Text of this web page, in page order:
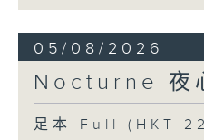
05/08/2026
Nocturne 夜
足本 Full (HKT